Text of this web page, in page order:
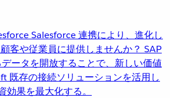
Salesforce 連携により、進化し
客や従業員に提供しませんか？ SAP
ータを開放することで、新しい価値
既存の接続ソリューションを活用し
果を最大化する。